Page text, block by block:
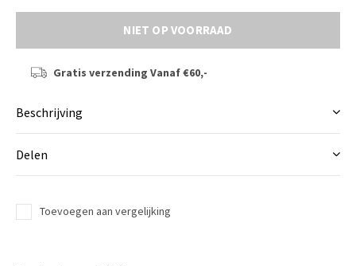
NIET OP VOORRAAD
Gratis verzending Vanaf €60,-
Beschrijving
Delen
Toevoegen aan vergelijking